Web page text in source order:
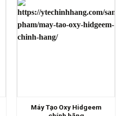
Máy Tạo Oxy Hidgeem